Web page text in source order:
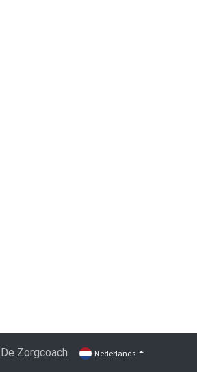
Zorgcoach Nederlands